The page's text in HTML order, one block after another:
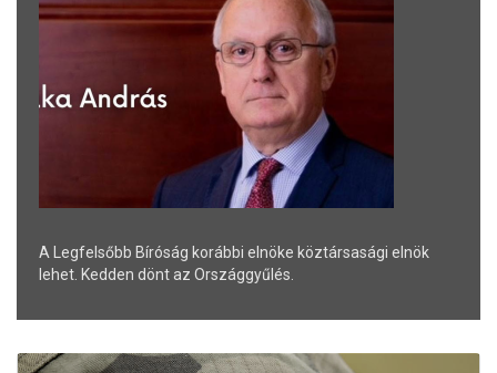
A Legfelsőbb Bíróság korábbi elnöke köztársasági elnök
lehet. Kedden dönt az Országgyűlés.